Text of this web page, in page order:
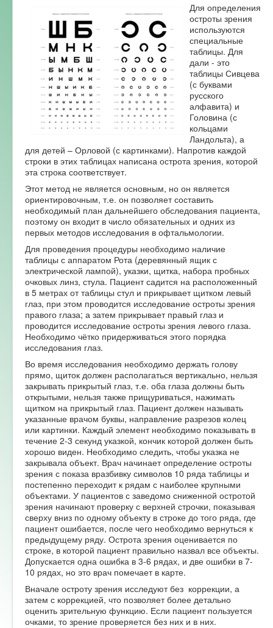
Для определения
остроты зрения
используются
специальные
таблицы. Для
дали - это
таблицы Сивцева
(с буквами
русского
алфавита) и
Головина (с
кольцами
Ландольта), а
для детей – Орловой (с картинками). Напротив каждой
строки в этих таблицах написана острота зрения, которой
эта строка соответствует.
Этот метод не является основным, но он является
ориентировочным, т.е. он позволяет составить
необходимый план дальнейшего обследования пациента,
поэтому он входит в число обязательных и одних из
первых методов исследования в офтальмологии.
Для проведения процедуры необходимо наличие
таблицы с аппаратом Рота (деревянный ящик с
электрической лампой), указки, щитка, набора пробных
очковых линз, стула. Пациент садится на расположенный
в 5 метрах от таблицы стул и прикрывает щитком левый
глаз, при этом проводится исследование остроты зрения
правого глаза; а затем прикрывает правый глаз и
проводится исследование остроты зрения левого глаза.
Необходимо чётко придерживаться этого порядка
исследования глаз.
Во время исследования необходимо держать голову
прямо, щиток должен располагаться вертикально, нельзя
закрывать прикрытый глаз, т.е. оба глаза должны быть
открытыми, нельзя также прищуриваться, нажимать
щитком на прикрытый глаз. Пациент должен называть
указанные врачом буквы, направление разрезов колец
или картинки. Каждый элемент необходимо показывать в
течение 2-3 секунд указкой, кончик которой должен быть
хорошо виден. Необходимо следить, чтобы указка не
закрывала объект. Врач начинает определение остроты
зрения с показа вразбивку символов 10 ряда таблицы и
постепенно переходит к рядам с наиболее крупными
объектами. У пациентов с заведомо сниженной остротой
зрения начинают проверку с верхней строчки, показывая
сверху вниз по одному объекту в строке до того ряда, где
пациент ошибается, после чего необходимо вернуться к
предыдущему ряду. Острота зрения оценивается по
строке, в которой пациент правильно назвал все объекты.
Допускается одна ошибка в 3-6 рядах, и две ошибки в 7-
10 рядах, но это врач помечает в карте.
Вначале остроту зрения исследуют без коррекции, а
затем с коррекцией, что позволяет более детально
оценить зрительную функцию. Если пациент пользуется
очками, то зрение проверяется без них и в них.